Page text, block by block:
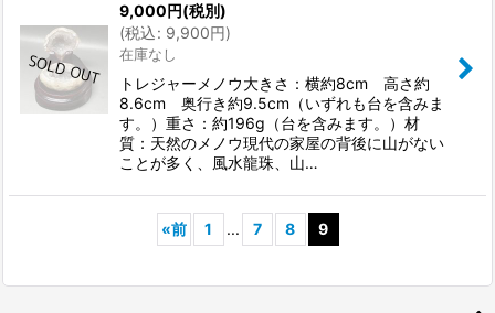
9,000円(税別)
(税込: 9,900円)
在庫なし
トレジャーメノウ大きさ：横約8cm 高さ約
8.6cm 奥行き約9.5cm（いずれも台を含みま
す。）重さ：約196g（台を含みます。）材
質：天然のメノウ現代の家屋の背後に山がない
ことが多く、風水龍珠、山…
«前 1 ... 7 8 9